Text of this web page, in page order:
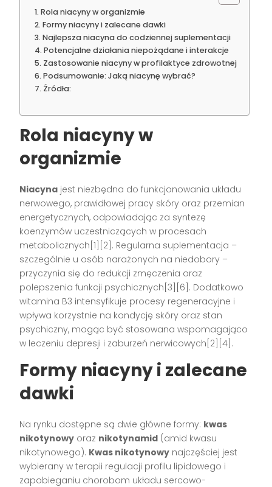
Rola niacyny w organizmie
Formy niacyny i zalecane dawki
Najlepsza niacyna do codziennej suplementacji
Potencjalne działania niepożądane i interakcje
Zastosowanie niacyny w profilaktyce zdrowotnej
Podsumowanie: Jaką niacynę wybrać?
Źródła:
Rola niacyny w
organizmie
Niacyna jest niezbędna do funkcjonowania układu
nerwowego, prawidłowej pracy skóry oraz przemian
energetycznych, odpowiadając za syntezę
koenzymów uczestniczących w procesach
metabolicznych[1][2]. Regularna suplementacja –
szczególnie u osób narażonych na niedobory –
przyczynia się do redukcji zmęczenia oraz
polepszenia funkcji psychicznych[3][6]. Dodatkowo
witamina B3 intensyfikuje procesy regeneracyjne i
wpływa korzystnie na kondycję skóry oraz stan
psychiczny, mogąc być stosowana wspomagająco
w leczeniu depresji i zaburzeń nerwicowych[2][4].
Formy niacyny i zalecane
dawki
Na rynku dostępne są dwie główne formy: kwas
nikotynowy oraz nikotynamid (amid kwasu
nikotynowego). Kwas nikotynowy najczęściej jest
wybierany w terapii regulacji profilu lipidowego i
zapobieganiu chorobom układu sercowo-